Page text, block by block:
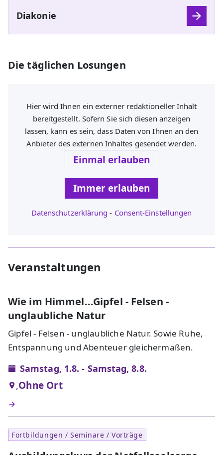
Diakonie
Die täglichen Losungen
Hier wird Ihnen ein externer redaktioneller Inhalt
bereitgestellt. Sofern Sie sich diesen anzeigen
lassen, kann es sein, dass Daten von Ihnen an den
Anbieter des externen Inhaltes gesendet werden.
Einmal erlauben
Immer erlauben
Datenschutzerklärung - Consent-Einstellungen
Veranstaltungen
Wie im Himmel...Gipfel - Felsen -
unglaubliche Natur
Gipfel - Felsen - unglaubliche Natur. Sowie Ruhe,
Entspannung und Abenteuer gleichermaßen.
Samstag, 1.8. - Samstag, 8.8.
,Ohne Ort
Fortbildungen / Seminare / Vorträge